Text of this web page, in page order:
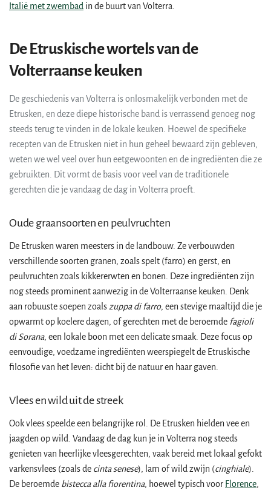
Italië met zwembad in de buurt van Volterra.
De Etruskische wortels van de
Volterraanse keuken
De geschiedenis van Volterra is onlosmakelijk verbonden met de
Etrusken, en deze diepe historische band is verrassend genoeg nog
steeds terug te vinden in de lokale keuken. Hoewel de specifieke
recepten van de Etrusken niet in hun geheel bewaard zijn gebleven,
weten we wel veel over hun eetgewoonten en de ingrediënten die ze
gebruikten. Dit vormt de basis voor veel van de traditionele
gerechten die je vandaag de dag in Volterra proeft.
Oude graansoorten en peulvruchten
De Etrusken waren meesters in de landbouw. Ze verbouwden
verschillende soorten granen, zoals spelt (farro) en gerst, en
peulvruchten zoals kikkererwten en bonen. Deze ingrediënten zijn
nog steeds prominent aanwezig in de Volterraanse keuken. Denk
aan robuuste soepen zoals zuppa di farro, een stevige maaltijd die je
opwarmt op koelere dagen, of gerechten met de beroemde fagioli
di Sorana, een lokale boon met een delicate smaak. Deze focus op
eenvoudige, voedzame ingrediënten weerspiegelt de Etruskische
filosofie van het leven: dicht bij de natuur en haar gaven.
Vlees en wild uit de streek
Ook vlees speelde een belangrijke rol. De Etrusken hielden vee en
jaagden op wild. Vandaag de dag kun je in Volterra nog steeds
genieten van heerlijke vleesgerechten, vaak bereid met lokaal gefokt
varkensvlees (zoals de cinta senese), lam of wild zwijn (cinghiale).
De beroemde bistecca alla fiorentina, hoewel typisch voor Florence,